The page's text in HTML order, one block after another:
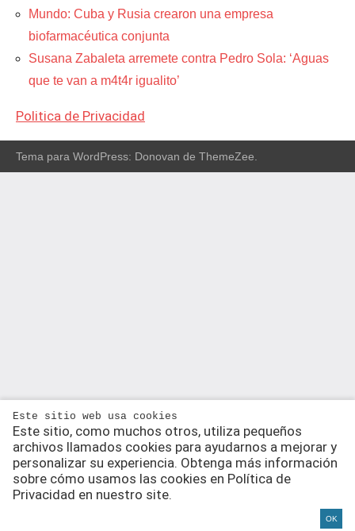
Mundo: Cuba y Rusia crearon una empresa
biofarmacéutica conjunta
Susana Zabaleta arremete contra Pedro Sola: ‘Aguas
que te van a m4t4r igualito’
Politica de Privacidad
Tema para WordPress: Donovan de ThemeZee.
Este sitio web usa cookies
Este sitio, como muchos otros, utiliza pequeños
archivos llamados cookies para ayudarnos a mejorar y
personalizar su experiencia. Obtenga más información
sobre cómo usamos las cookies en Política de
Privacidad en nuestro site.
OK